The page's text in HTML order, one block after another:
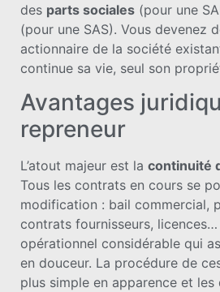
des parts sociales (pour une
(pour une SAS). Vous devenez
actionnaire de la société
continue sa vie, seul son
Avantages
repreneur
L’atout majeur est la continuité
Tous les contrats en cours se
modification : bail commercial,
contrats fournisseurs, licences…
opérationnel considérable qui
en douceur. La procédure de
plus simple en apparence et les